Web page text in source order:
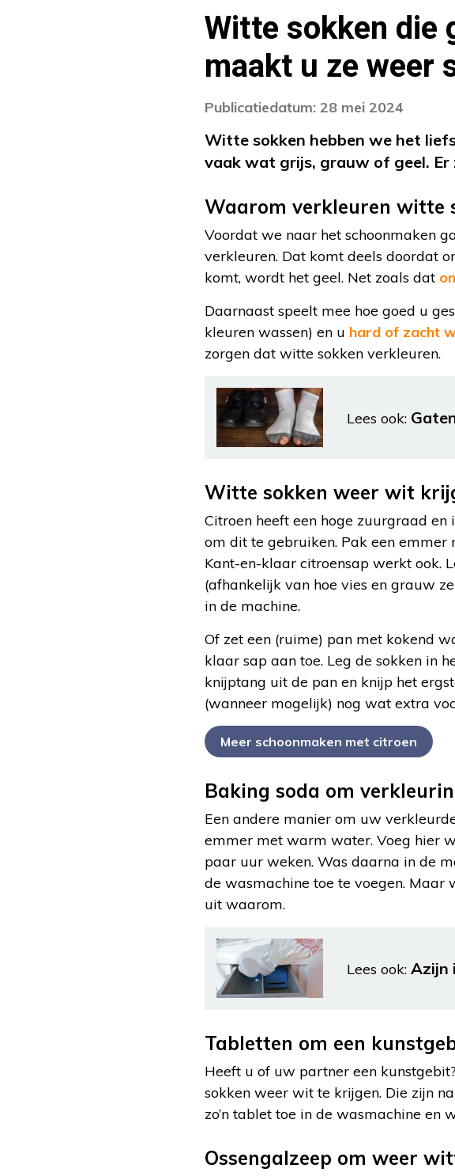
Witte sokken die
maakt u ze weer
Publicatiedatum: 28 mei 2024
Witte sokken hebben we het
vaak wat grijs, grauw of geel.
Waarom verkleuren witte
Voordat we naar het schoonmaken
verkleuren. Dat komt deels doordat
komt, wordt het geel. Net zoals dat
Daarnaast speelt mee hoe goed u
kleuren wassen) en u hard of zacht
zorgen dat witte sokken verkleuren.
Lees ook:
Witte sokken weer wit
Citroen heeft een hoge zuurgraad
om dit te gebruiken. Pak een emmer
Kant-en-klaar citroensap werkt ook.
(afhankelijk van hoe vies en grauw
in de machine.
Of zet een (ruime) pan met kokend
klaar sap aan toe. Leg de sokken in
knijptang uit de pan en knijp het
(wanneer mogelijk) nog wat extra
Meer schoonmaken met citroen
Baking soda om
Een andere manier om uw
emmer met warm water. Voeg hier
paar uur weken. Was daarna in de
de wasmachine toe te voegen. Maar
uit waarom.
Lees ook: Azijn
Tabletten om een
Heeft u of uw partner een
sokken weer wit te krijgen. Die zijn
zo’n tablet toe in de wasmachine en
Ossengalzeep om weer